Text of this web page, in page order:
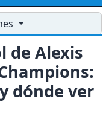
de Alexis
dónde ver